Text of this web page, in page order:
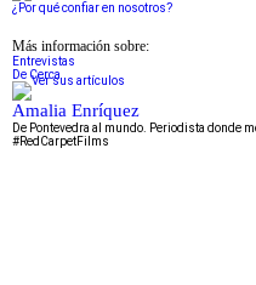
¿Por qué confiar en nosotros?
Más información sobre:
Entrevistas
De Cerca
Amalia Enríquez
De Pontevedra al mundo. Periodista donde
#RedCarpetFilms